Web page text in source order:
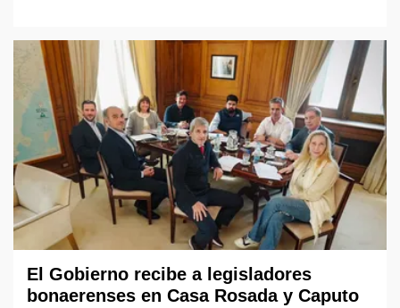
El Gobierno recibe a legisladores
bonaerenses en Casa Rosada y Caputo